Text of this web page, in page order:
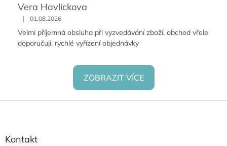
Vera Havlickova
| 01.08.2026
Velmi příjemná obsluha při vyzvedávání zboží, obchod vřele
doporučuji, rychlé vyřízení objednávky
ZOBRAZIT VÍCE
Z
Kontakt